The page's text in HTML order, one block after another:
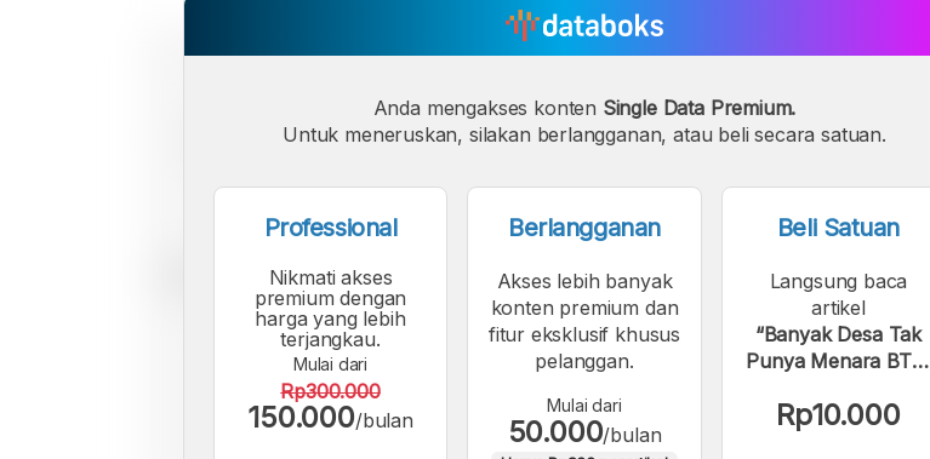
Anda mengakses konten Single Data Premium.
Untuk meneruskan, silakan berlangganan, atau beli secara satuan.
Professional
Nikmati akses
premium dengan
harga yang lebih
terjangkau.
Mulai dari
Rp300.000
150.000/bulan
Berlangganan
Akses lebih banyak
konten premium dan
fitur eksklusif khusus
pelanggan.
Mulai dari
50.000/bulan
Beli Satuan
Langsung baca
artikel
“Banyak Desa Tak
Punya Menara BTS,
Papua”.
Rp10.000